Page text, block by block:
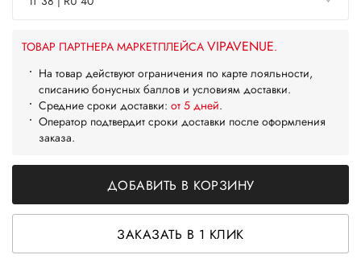
ТОВАР ПАРТНЕРА МАРКЕТПЛЕЙСА VIPAVENUE.
На товар действуют ограничения по карте лояльности,
списанию бонусных баллов и условиям доставки.
Средние сроки доставки: от 5 дней.
Оператор подтвердит сроки доставки после оформления
заказа.
ДОБАВИТЬ В КОРЗИНУ
ЗАКАЗАТЬ В 1 КЛИК